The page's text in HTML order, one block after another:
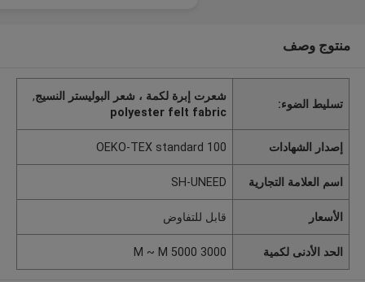
منتوج وصف
تسليط الضوء:
شعرت إبرة لكمة ، شعر البوليستر النسيج,
polyester felt fabric
إصدار الشهادات OEKO-TEX standard 100
اسم العلامة التجارية SH-UNEED
الأسعار قابل للتفاوض
الحد الأدنى لكمية 3000 M ~ M 5000